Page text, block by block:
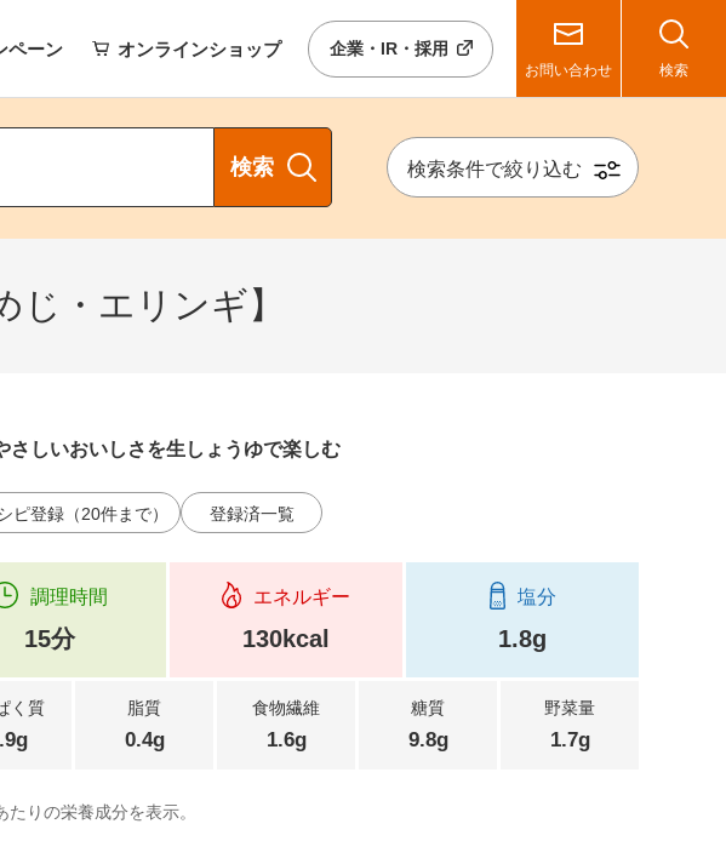
ペーン オンラインショップ 企業・IR・採用
お問い合わせ 検索
検索 検索条件で絞り込む
・エリンギ】
さしいおいしさを生しょうゆで楽しむ
ピ登録（20件まで） 登録済一覧
調理時間
15分
エネルギー
130kcal
塩分
1.8g
く質 脂質
0.4g
食物繊維
1.6g
糖質
9.8g
野菜量
1.7g
たりの栄養成分を表示。